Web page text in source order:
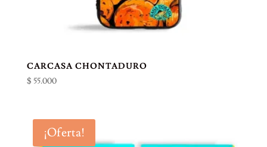
CARCASA CHONTADURO
$ 55.000
¡Oferta!